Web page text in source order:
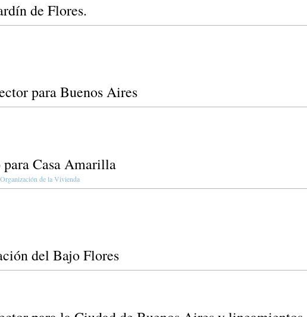
de Flores.
para Buenos Aires
para Casa Amarilla
de la Vivienda
del Bajo Flores